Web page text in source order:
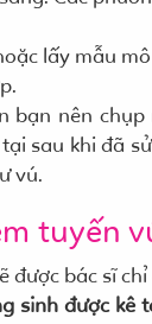
lấy mẫu
bạn nên
sau khi đã
vú.
tuyến
được bác sĩ
sinh được kê